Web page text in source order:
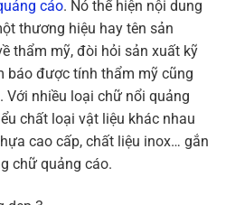
cáo. Nó thể hiện nội dung
thương hiệu hay tên sản
thẩm mỹ, đòi hỏi sản xuất kỹ
báo được tính thẩm mỹ cũng
nhiều loại chữ nổi quảng
chất loại vật liệu khác nhau
cao cấp, chất liệu inox… gắn
chữ quảng cáo.